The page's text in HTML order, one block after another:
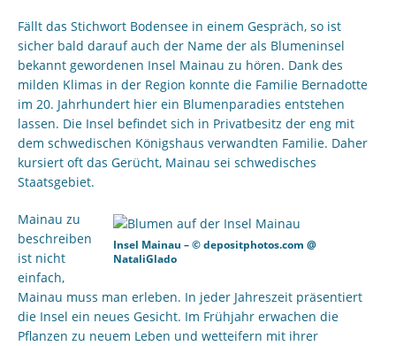
Fällt das Stichwort Bodensee in einem Gespräch, so ist
sicher bald darauf auch der Name der als Blumeninsel
bekannt gewordenen Insel Mainau zu hören. Dank des
milden Klimas in der Region konnte die Familie Bernadotte
im 20. Jahrhundert hier ein Blumenparadies entstehen
lassen. Die Insel befindet sich in Privatbesitz der eng mit
dem schwedischen Königshaus verwandten Familie. Daher
kursiert oft das Gerücht, Mainau sei schwedisches
Staatsgebiet.
Insel Mainau – © depositphotos.com @
NataliGlado
Mainau zu
beschreiben
ist nicht
einfach,
Mainau muss man erleben. In jeder Jahreszeit präsentiert
die Insel ein neues Gesicht. Im Frühjahr erwachen die
Pflanzen zu neuem Leben und wetteifern mit ihrer